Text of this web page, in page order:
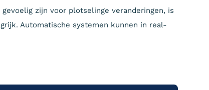
gevoelig zijn voor plotselinge veranderingen, is
Automatische systemen kunnen in real-